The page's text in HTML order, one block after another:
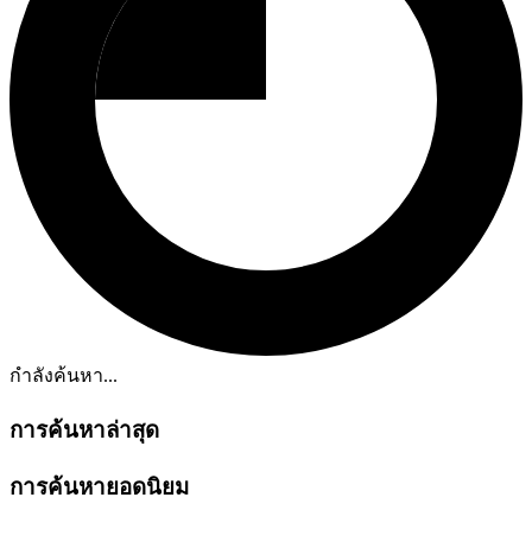
กำลังค้นหา...
การค้นหาล่าสุด
การค้นหายอดนิยม